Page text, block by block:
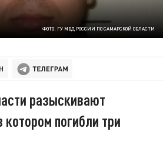
ФОТО: ГУ МВД РОССИИ ПО САМАРСКОЙ ОБЛАСТИ
разыскивают
погибли три